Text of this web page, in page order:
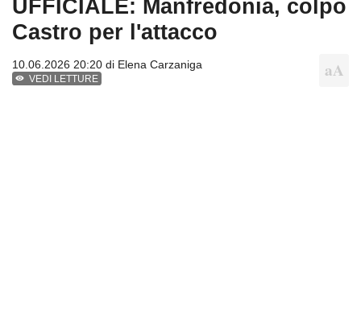
UFFICIALE: Manfredonia, colpo
Castro per l'attacco
10.06.2026 20:20 di Elena Carzaniga
VEDI LETTURE